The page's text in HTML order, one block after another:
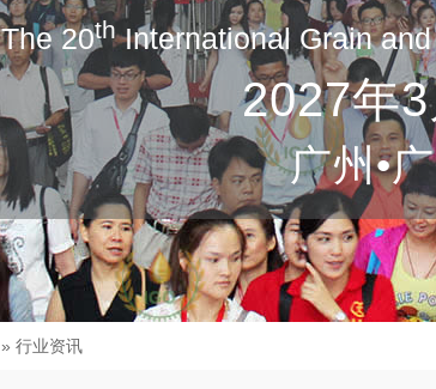
The 20thInternational Grain
2027年
广州•
» 行业资讯